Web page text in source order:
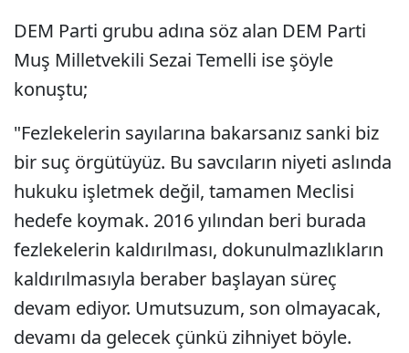
DEM Parti grubu adına söz alan DEM Parti
Muş Milletvekili Sezai Temelli ise şöyle
konuştu;
"Fezlekelerin sayılarına bakarsanız sanki biz
bir suç örgütüyüz. Bu savcıların niyeti aslında
hukuku işletmek değil, tamamen Meclisi
hedefe koymak. 2016 yılından beri burada
fezlekelerin kaldırılması, dokunulmazlıkların
kaldırılmasıyla beraber başlayan süreç
devam ediyor. Umutsuzum, son olmayacak,
devamı da gelecek çünkü zihniyet böyle.